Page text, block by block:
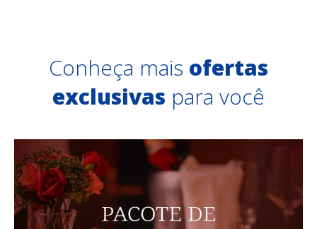
Conheça mais ofertas
exclusivas para você